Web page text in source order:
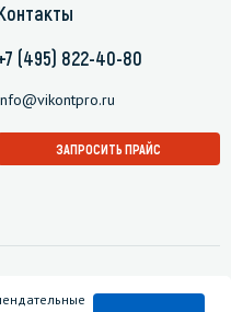
(495) 822-40-80
ЗАПРОСИТЬ ПРАЙС